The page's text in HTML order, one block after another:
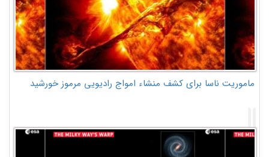
ماموریت ناسا برای کشف منشاء امواج رادیویی مرموز خورشید